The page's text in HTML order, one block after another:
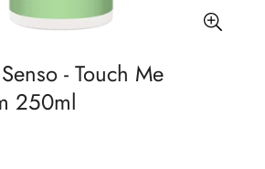
- Touch Me
250ml